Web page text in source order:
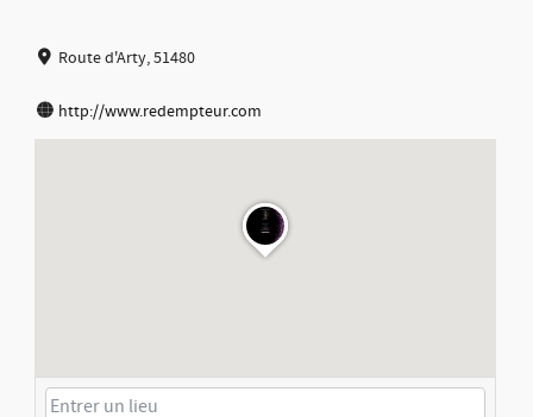
Route d'Arty, 51480
http://www.redempteur.com